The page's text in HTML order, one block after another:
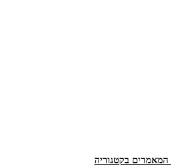
המאמרים בקטגוריה